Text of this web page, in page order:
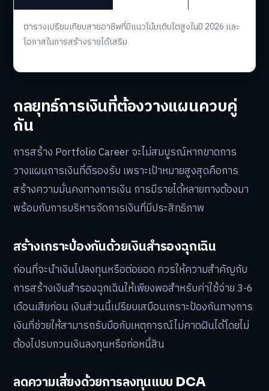
ตารางเปรียบเทียบสายอาชีพที่มีแนวโน้มเติบโตสูงในปี 2026 และ
โอกาสในการสร้างรายได้เสริม
กลยุทธ์การเงินที่ต้องวางแผนควบคู่
กัน
การสร้าง Portfolio Career จะไม่สมบูรณ์หากขาดการ
วางแผนการเงินที่ดีรองรับ เพราะเป้าหมายสูงสุดคือการ
สร้างความมั่นคงทางการเงิน การมีรายได้หลายทางต้องมา
พร้อมกับการบริหารจัดการเงินที่มีประสิทธิภาพ
สร้างเกราะป้องกันด้วยเงินสำรองฉุกเฉิน
ก่อนที่จะนำเงินไปลงทุนหรือต่อยอด ควรให้ความสำคัญกับ
การสร้างเงินสำรองฉุกเฉินให้เพียงพอสำหรับค่าใช้จ่าย 3-6
เดือนเสียก่อน เงินส่วนนี้เปรียบเสมือนเกราะป้องกันทางการ
เงินที่ช่วยให้สามารถรับมือกับเหตุการณ์ไม่คาดฝันได้โดยไม่
ต้องไปรบกวนเงินลงทุนหรือก่อหนี้สิน
ลดความเสี่ยงด้วยการลงทุนแบบ DCA